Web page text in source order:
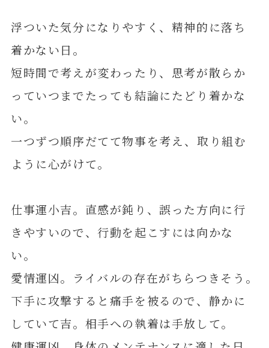
浮ついた気分になりやすく、精神的に落ち
着かない日。
短時間で考えが変わったり、思考が散らか
っていつまでたっても結論にたどり着かな
い。
一つずつ順序だてて物事を考え、取り組む
ように心がけて。
仕事運小吉。直感が鈍り、誤った方向に行
きやすいので、行動を起こすには向かな
い。
愛情運凶。ライバルの存在がちらつきそう。
下手に攻撃すると痛手を被るので、静かに
していて吉。相手への執着は手放して。